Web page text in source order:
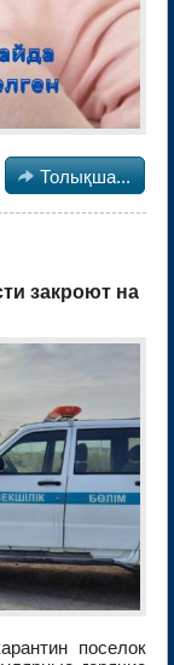
 Толықша...
закроют на
поселок